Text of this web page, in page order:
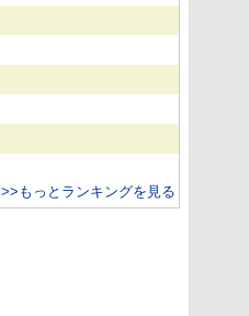
>>もっとランキングを見る